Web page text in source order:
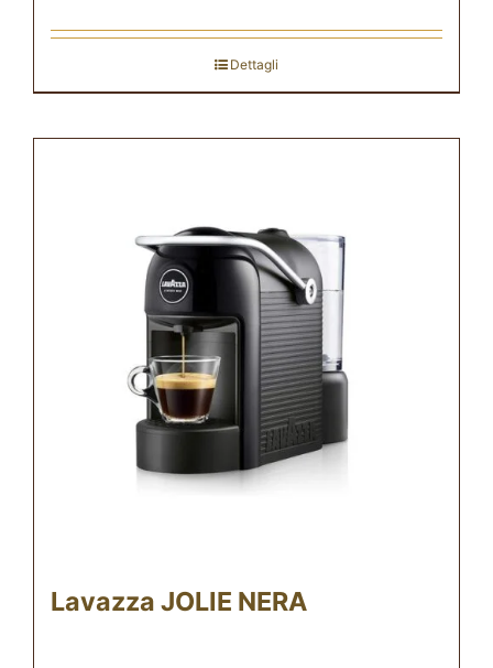
Dettagli
Lavazza JOLIE NERA